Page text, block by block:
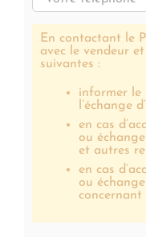
En contactant le
avec le vendeur
suivantes :
informer le
l’échange
en cas
ou
et autres
en cas
ou
concernant